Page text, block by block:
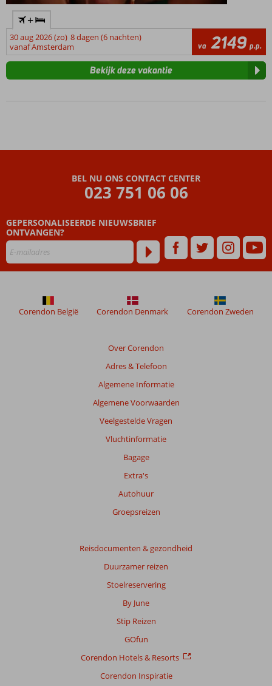
+
30 aug 2026 (zo) 8 dagen (6 nachten)
vanaf Amsterdam
va 2149 p.p.
Bekijk deze vakantie
BEL NU ONS CONTACT CENTER
023 751 06 06
GEPERSONALISEERDE NIEUWSBRIEF
ONTVANGEN?
Over Corendon
Adres & Telefoon
Algemene Informatie
Algemene Voorwaarden
Veelgestelde Vragen
Vluchtinformatie
Bagage
Extra's
Autohuur
Groepsreizen
Reisdocumenten & gezondheid
Duurzamer reizen
Stoelreservering
By June
Stip Reizen
GOfun
Corendon Hotels & Resorts
Corendon Inspiratie
Corendon België Corendon Denmark Corendon Zweden